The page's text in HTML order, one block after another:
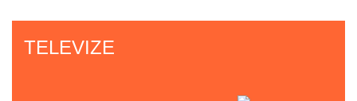
TELEVIZE